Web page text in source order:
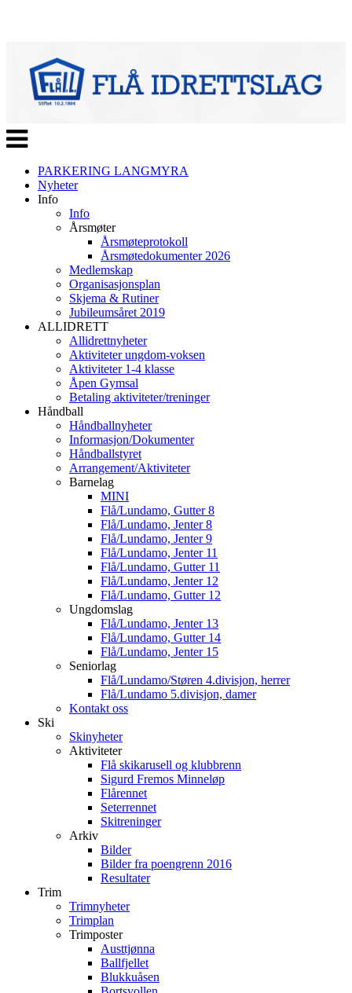
Veksle
navigasjon
PARKERING LANGMYRA
Nyheter
Info
Info
Årsmøter
Årsmøteprotokoll
Årsmøtedokumenter 2026
Medlemskap
Organisasjonsplan
Skjema & Rutiner
Jubileumsåret 2019
ALLIDRETT
Allidrettnyheter
Aktiviteter ungdom-voksen
Aktiviteter 1-4 klasse
Åpen Gymsal
Betaling aktiviteter/treninger
Håndball
Håndballnyheter
Informasjon/Dokumenter
Håndballstyret
Arrangement/Aktiviteter
Barnelag
MINI
Flå/Lundamo, Gutter 8
Flå/Lundamo, Jenter 8
Flå/Lundamo, Jenter 9
Flå/Lundamo, Jenter 11
Flå/Lundamo, Gutter 11
Flå/Lundamo, Jenter 12
Flå/Lundamo, Gutter 12
Ungdomslag
Flå/Lundamo, Jenter 13
Flå/Lundamo, Gutter 14
Flå/Lundamo, Jenter 15
Seniorlag
Flå/Lundamo/Støren 4.divisjon, herrer
Flå/Lundamo 5.divisjon, damer
Kontakt oss
Ski
Skinyheter
Aktiviteter
Flå skikarusell og klubbrenn
Sigurd Fremos Minneløp
Flårennet
Seterrennet
Skitreninger
Arkiv
Bilder
Bilder fra poengrenn 2016
Resultater
Trim
Trimnyheter
Trimplan
Trimposter
Austtjønna
Ballfjellet
Blukkuåsen